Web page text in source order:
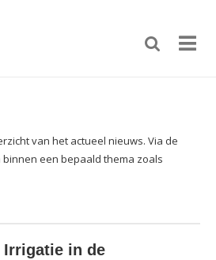
van het actueel nieuws. Via de
een bepaald thema zoals
Irrigatie in de